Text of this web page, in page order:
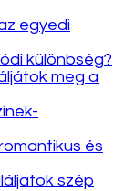
egyedi
különbség?
meg a
és
szép